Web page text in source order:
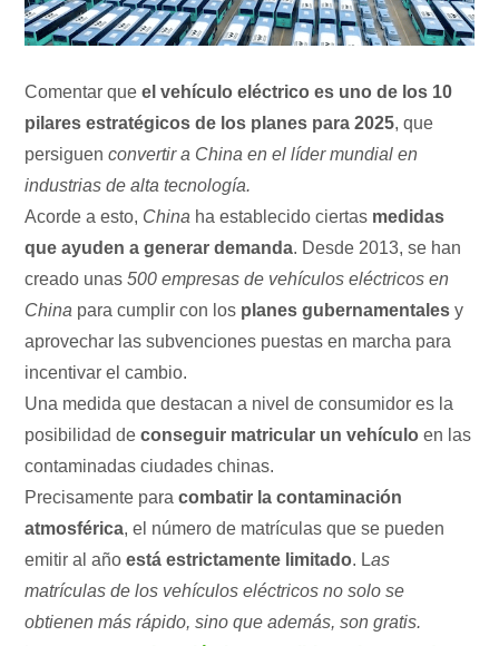
Comentar queel vehículo eléctrico es uno de los 10
pilares estratégicos de los planes para 2025, que
persiguenconvertir a China en el líder mundial en
industrias de alta tecnología.
Acorde a esto, China ha establecido ciertas medidas
que ayuden a generar demanda. Desde 2013, se han
creado unas500 empresas de vehículos eléctricos en
China para cumplir con los planes gubernamentales y
aprovechar las subvenciones puestas en marcha para
incentivar el cambio.
Una medida que destacan a nivel de consumidor es la
posibilidad deconseguir matricular un vehículo en las
contaminadas ciudades chinas.
Precisamente paracombatir la contaminación
atmosférica, el número de matrículas que se pueden
emitir al añoestá estrictamente limitado. Las
matrículas de los vehículos eléctricos no solo se
obtienen más rápido, sino que además, son gratis.